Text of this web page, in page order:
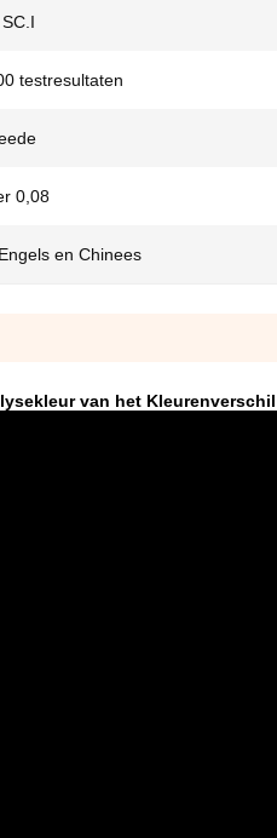
testresultaten
0,08
en Chinees
van het